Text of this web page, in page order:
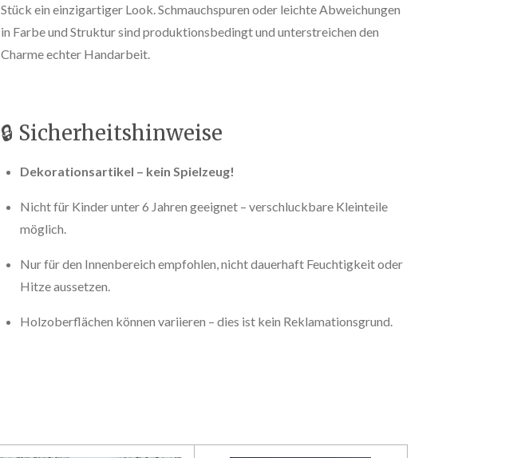
Stück ein einzigartiger Look. Schmauchspuren oder leichte Abweichungen
in Farbe und Struktur sind produktionsbedingt und unterstreichen den
Charme echter Handarbeit.
🔒 Sicherheitshinweise
Dekorationsartikel – kein Spielzeug!
Nicht für Kinder unter 6 Jahren geeignet – verschluckbare Kleinteile
möglich.
Nur für den Innenbereich empfohlen, nicht dauerhaft Feuchtigkeit oder
Hitze aussetzen.
Holzoberflächen können variieren – dies ist kein Reklamationsgrund.